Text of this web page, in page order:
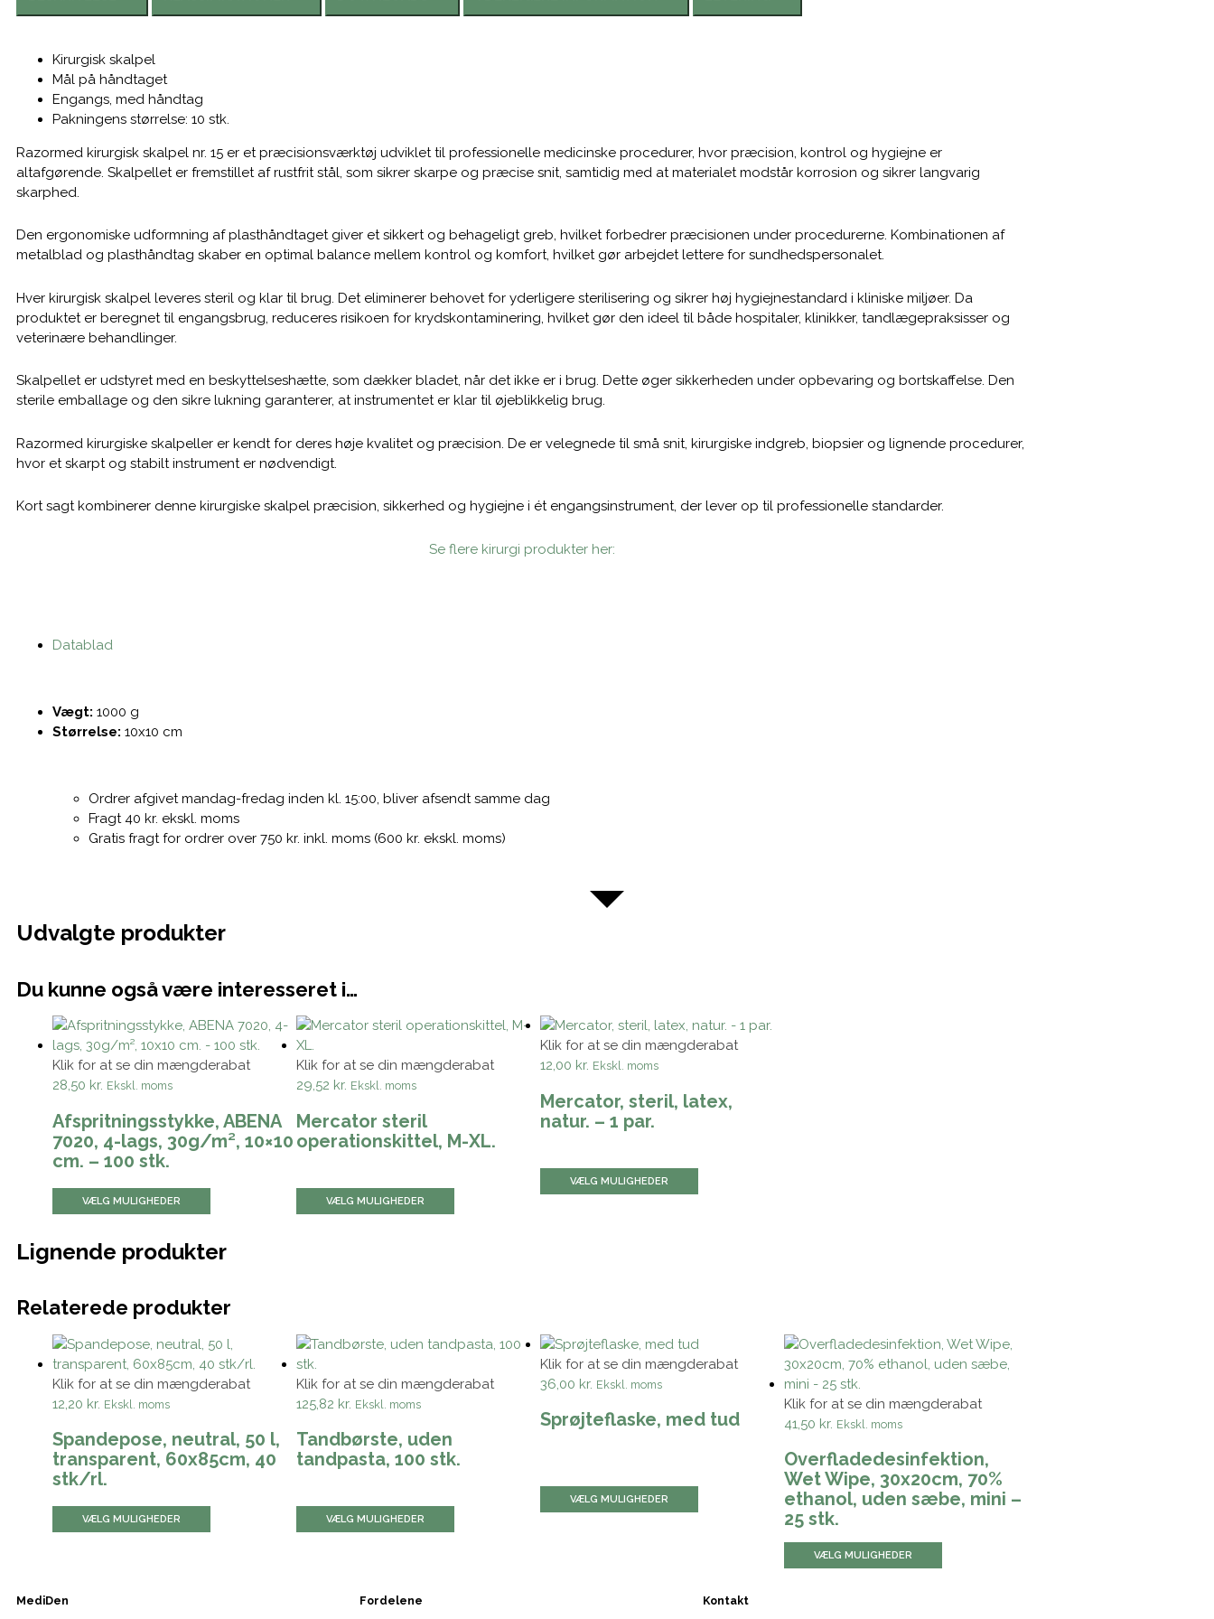
engangs.
antal
Kirurgisk skalpel
Mål på håndtaget
Engangs, med håndtag
Pakningens størrelse: 10 stk.
Razormed kirurgisk skalpel nr. 15 er et præcisionsværktøj udviklet til professionelle medicinske procedurer, hvor præcision, kontrol og hygiejne er
altafgørende. Skalpellet er fremstillet af rustfrit stål, som sikrer skarpe og præcise snit, samtidig med at materialet modstår korrosion og sikrer langvarig
skarphed.
Den ergonomiske udformning af plasthåndtaget giver et sikkert og behageligt greb, hvilket forbedrer præcisionen under procedurerne. Kombinationen af
metalblad og plasthåndtag skaber en optimal balance mellem kontrol og komfort, hvilket gør arbejdet lettere for sundhedspersonalet.
Hver kirurgisk skalpel leveres steril og klar til brug. Det eliminerer behovet for yderligere sterilisering og sikrer høj hygiejnestandard i kliniske miljøer. Da
produktet er beregnet til engangsbrug, reduceres risikoen for krydskontaminering, hvilket gør den ideel til både hospitaler, klinikker, tandlægepraksisser og
veterinære behandlinger.
Skalpellet er udstyret med en beskyttelseshætte, som dækker bladet, når det ikke er i brug. Dette øger sikkerheden under opbevaring og bortskaffelse. Den
sterile emballage og den sikre lukning garanterer, at instrumentet er klar til øjeblikkelig brug.
Razormed kirurgiske skalpeller er kendt for deres høje kvalitet og præcision. De er velegnede til små snit, kirurgiske indgreb, biopsier og lignende procedurer,
hvor et skarpt og stabilt instrument er nødvendigt.
Kort sagt kombinerer denne kirurgiske skalpel præcision, sikkerhed og hygiejne i ét engangsinstrument, der lever op til professionelle standarder.
Se flere kirurgi produkter her:
Datablad
Vægt: 1000 g
Størrelse: 10x10 cm
Ordrer afgivet mandag-fredag inden kl. 15:00, bliver afsendt samme dag
Fragt 40 kr. ekskl. moms
Gratis fragt for ordrer over 750 kr. inkl. moms (600 kr. ekskl. moms)
Udvalgte produkter
Du kunne også være interesseret i…
Klik for at se din mængderabat
28,50 kr. Ekskl. moms
Afspritningsstykke, ABENA
7020, 4-lags, 30g/m², 10×10
cm. – 100 stk.
VÆLG MULIGHEDER
Klik for at se din mængderabat
29,52 kr. Ekskl. moms
Mercator steril
operationskittel, M-XL.
VÆLG MULIGHEDER
vare
flere
varianter.
Mulighederne
kan
vælges
på
varesiden
Klik for at se din mængderabat
12,00 kr. Ekskl. moms
Mercator, steril, latex,
natur. – 1 par.
VÆLG MULIGHEDER
flere
varianter.
Mulighederne
kan
vælges
på
Lignende produkter
Relaterede produkter
Klik for at se din mængderabat
12,20 kr. Ekskl. moms
Spandepose, neutral, 50 l,
transparent, 60x85cm, 40
stk/rl.
VÆLG MULIGHEDER
Klik for at se din mængderabat
125,82 kr. Ekskl. moms
Tandbørste, uden
tandpasta, 100 stk.
VÆLG MULIGHEDER
Klik for at se din mængderabat
36,00 kr. Ekskl. moms
Sprøjteflaske, med tud
VÆLG MULIGHEDER
Klik for at se din mængderabat
41,50 kr. Ekskl. moms
Overfladedesinfektion,
Wet Wipe, 30x20cm, 70%
ethanol, uden sæbe, mini –
25 stk.
VÆLG MULIGHEDER
MediDen Fordelene Kontakt